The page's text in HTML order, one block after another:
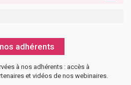
adhérents
à nos adhérents : accès à
et vidéos de nos webinaires.